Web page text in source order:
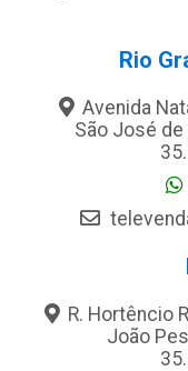
Rio
Avenida
São José de
R. Hortêncio
João